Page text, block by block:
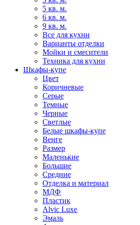
5 кв. м.
6 кв. м.
9 кв. м.
Все для кухни
Варианты отделки
Мойки и смесители
Техника для кухни
Шкафы-купе
Цвет
Коричневые
Серые
Темные
Черные
Светлые
Белые шкафы-купе
Венге
Размер
Маленькие
Большие
Средние
Отделка и материал
МДФ
Пластик
Alvic Luxe
Эмаль